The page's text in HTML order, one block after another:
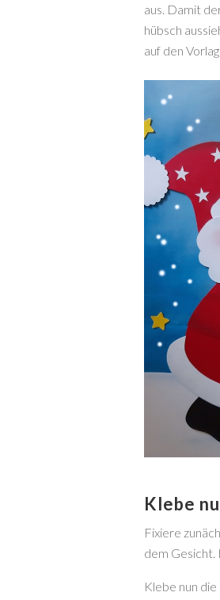
aus. Damit
hübsch
auf den
Klebe
Fixiere
dem Gesicht.
Klebe nun